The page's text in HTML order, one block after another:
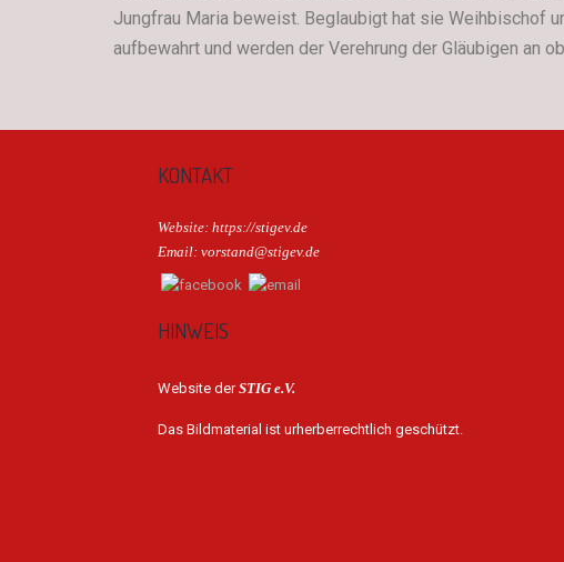
Jungfrau Maria beweist. Beglaubigt hat sie Weihbischof
aufbewahrt und werden der Verehrung der Gläubigen an
KONTAKT
Website: https://stigev.de
Email: vorstand@stigev.de
HINWEIS
Website derSTIG e.V.
Das Bildmaterial ist urherberrechtlich geschützt.